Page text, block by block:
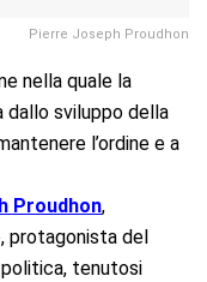
Pierre Joseph Proudhon
nella quale la
dallo sviluppo della
l’ordine e a
Proudhon,
protagonista del
tenutosi